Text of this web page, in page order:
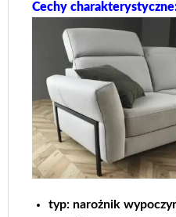
Cechy
typ: narożnik